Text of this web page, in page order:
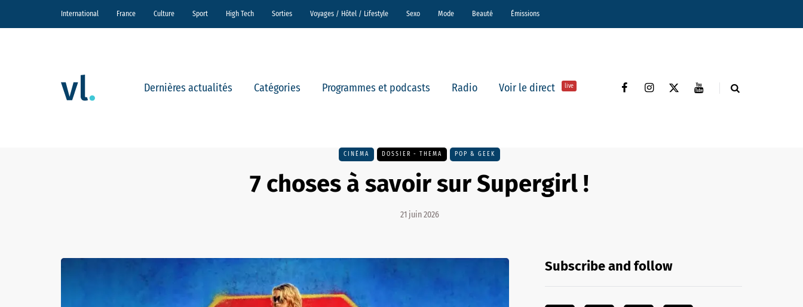
International France Culture Sport High Tech Sorties Voyages / Hôtel / Lifestyle Sexo Mode Beauté Émissions
Dernières actualités Catégories Programmes et podcasts Radio Voir le direct live
CINÉMA DOSSIER - THEMA POP & GEEK
7 choses à savoir sur Supergirl !
21 juin 2026
Subscribe and follow